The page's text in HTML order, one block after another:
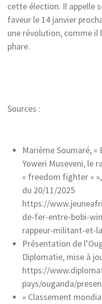
cette élection. Il appelle
faveur le 14 janvier
une révolution, comme il
phare.
Sources :
Marième Soumaré,
Yoweri Museveni, le
« freedom fighter »
du 20/11/2025
https://
de-fer-entre-bobi-
rappeur-militant-et-
Présentation de
Diplomatie, mise à
https://
pays/ouganda/
« Classement